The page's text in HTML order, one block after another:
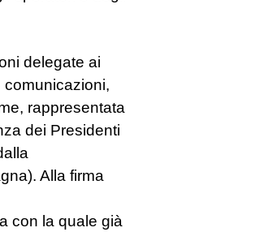
delegate ai
comunicazioni,
rappresentata
dei Presidenti
Alla firma
con la quale già